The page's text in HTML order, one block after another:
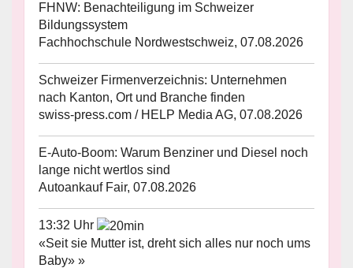
FHNW: Benachteiligung im Schweizer
Bildungssystem
Fachhochschule Nordwestschweiz, 07.08.2026
Schweizer Firmenverzeichnis: Unternehmen
nach Kanton, Ort und Branche finden
swiss-press.com / HELP Media AG, 07.08.2026
E-Auto-Boom: Warum Benziner und Diesel noch
lange nicht wertlos sind
Autoankauf Fair, 07.08.2026
13:32 Uhr
«Seit sie Mutter ist, dreht sich alles nur noch ums
Baby» »